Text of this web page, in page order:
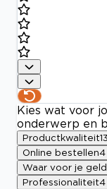
Kies wat voor
onderwerp en
Productkwaliteit13
Online bestellen4
Waar voor je geld
Professionaliteit4